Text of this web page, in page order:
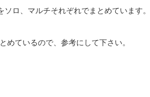
ロ、マルチそれぞれでまとめています。
めているので、参考にして下さい。